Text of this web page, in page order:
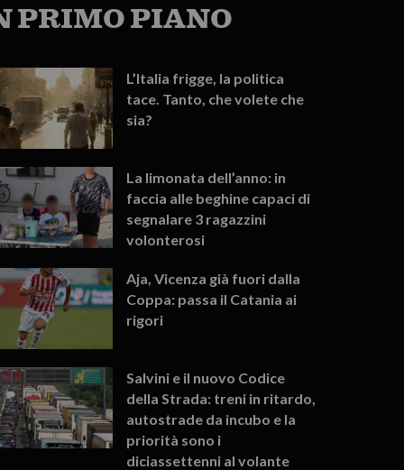
PRIMO PIANO
L’Italia frigge, la politica
tace. Tanto, che volete che
sia?
La limonata dell’anno: in
faccia alle beghine capaci di
segnalare 3 ragazzini
volonterosi
Aja, Vicenza già fuori dalla
Coppa: passa il Catania ai
rigori
Salvini e il nuovo Codice
della Strada: treni in ritardo,
autostrade da incubo e la
priorità sono i
diciassettenni al volante